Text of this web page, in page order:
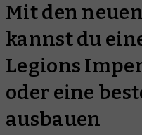
Mit den
kannst du
Legions
oder eine
ausbauen